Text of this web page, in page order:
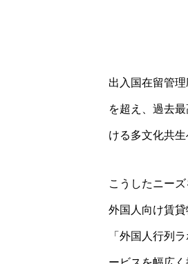
出入国在留管
を超え、過去
ける多文化共
こうしたニー
外国人向け賃
「外国人行列